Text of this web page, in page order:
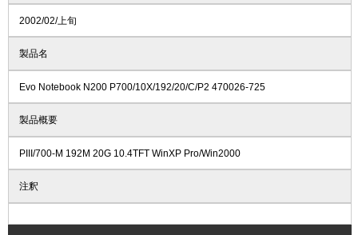
2002/02/上旬
製品名
Evo Notebook N200 P700/10X/192/20/C/P2 470026-725
製品概要
PIII/700-M 192M 20G 10.4TFT WinXP Pro/Win2000
注釈